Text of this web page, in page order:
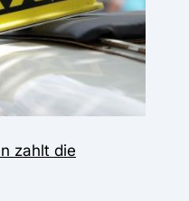
zahlt die